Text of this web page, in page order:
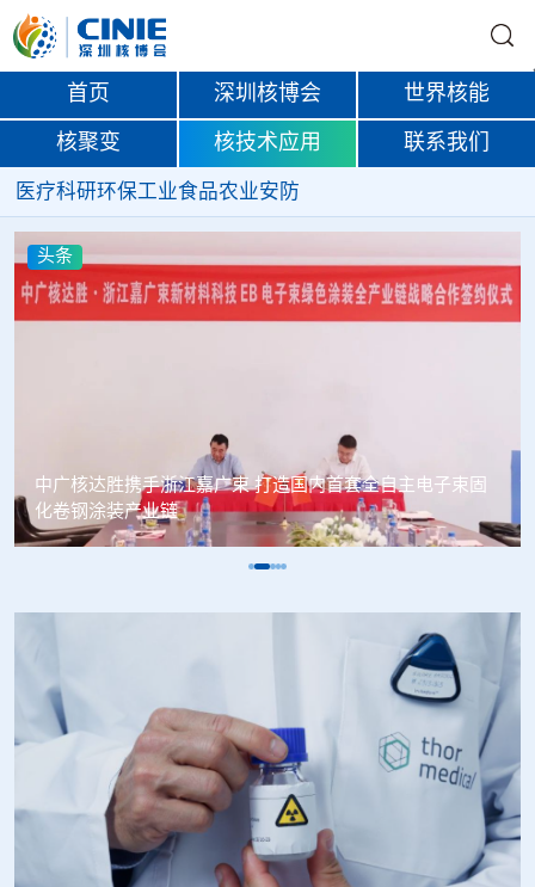
首页 深圳核博会 世界核能
核聚变 核技术应用 联系我们
医疗科研环保工业食品农业安防
头条
塞内加尔寻求利用核能提升农业生产力